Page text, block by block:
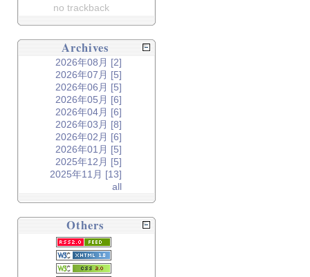
no trackback
Archives
2026年08月 [2]
2026年07月 [5]
2026年06月 [5]
2026年05月 [6]
2026年04月 [6]
2026年03月 [8]
2026年02月 [6]
2026年01月 [5]
2025年12月 [5]
2025年11月 [13]
all
Others